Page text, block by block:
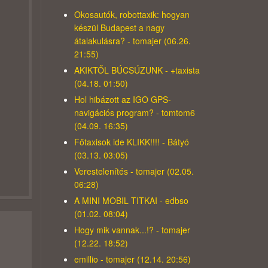
Okosautók, robottaxik: hogyan
készül Budapest a nagy
átalakulásra? - tomajer (06.26.
21:55)
AKIKTŐL BÚCSÚZUNK - +taxista
(04.18. 01:50)
Hol hibázott az IGO GPS-
navigációs program? - tomtom6
(04.09. 16:35)
Főtaxisok ide KLIKK!!!! - Bátyó
(03.13. 03:05)
Verestelenítés - tomajer (02.05.
06:28)
A MINI MOBIL TITKAI - edbso
(01.02. 08:04)
Hogy mik vannak...!? - tomajer
(12.22. 18:52)
emillio - tomajer (12.14. 20:56)